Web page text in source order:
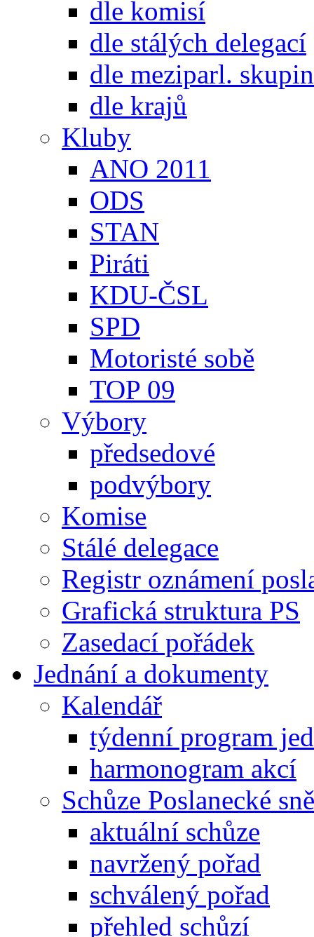
dle komisí
dle stálých delegací
dle meziparl. skupin
dle krajů
Kluby
ANO 2011
ODS
STAN
Piráti
KDU-ČSL
SPD
Motoristé sobě
TOP 09
Výbory
předsedové
podvýbory
Komise
Stálé delegace
Registr oznámení
Grafická struktura PS
Zasedací pořádek
Jednání a dokumenty
Kalendář
týdenní program
harmonogram akcí
Schůze Poslanecké
aktuální schůze
navržený pořad
schválený pořad
přehled schůzí